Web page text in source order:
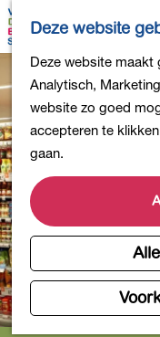
Deze website
Deze website maakt
Analytisch,
website zo goed
accepteren te
gaan.
a
a
a
r
d
e
h
o
m
e
K
a
r
t
Z
e
k
e
n
e
n
u